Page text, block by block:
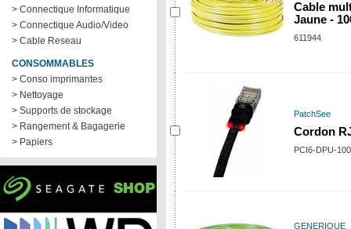
> Connectique Informatique
> Connectique Audio/Video
> Cable Reseau
CONSOMMABLES
> Conso imprimantes
> Nettoyage
> Supports de stockage
> Rangement & Bagagerie
> Papiers
Cable
Jaune -
611944
PatchSee
Cordon
PCI6-DPU-100
GENERIQUE